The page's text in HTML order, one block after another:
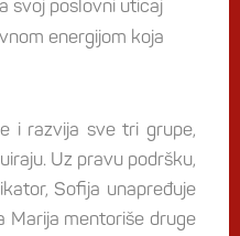
svoj poslovni uticaj
energijom koja
i razvija sve tri grupe,
Uz pravu podršku,
Sofija unapređuje
Marija mentoriše druge